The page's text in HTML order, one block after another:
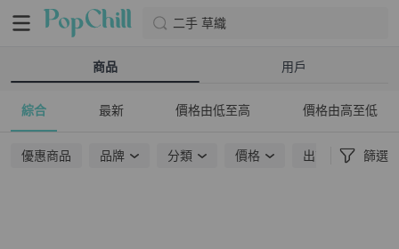
二手 草織
商品 用戶
綜合 最新 價格由低至高 價格由高至低
優惠商品 品牌 分類 價格 出貨地點 篩選